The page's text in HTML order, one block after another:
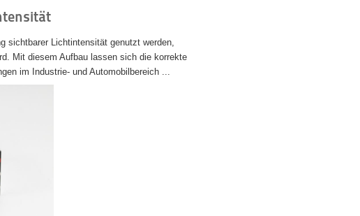
sichtbarer Lichtintensität genutzt werden,
Mit diesem Aufbau lassen sich die korrekte
im Industrie- und Automobilbereich ...